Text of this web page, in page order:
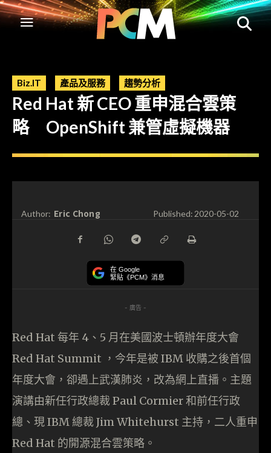
Biz.IT 產品及服務 趨勢分析
Red Hat 新 CEO 重申混合雲策
略 OpenShift 兼管虛擬機器
Author: Eric Chong Published:2020-05-02
在 Google
緊貼《PCM》消息
- 廣告 -
Red Hat 每年 4、5 月在美國波士頓辦年度大會
Red Hat Summit ，今年是被 IBM 收購之後首個
年度大會，卻遇上武漢肺炎，改為網上直播。主題
演講由新任行政總裁 Paul Cormier 和前任行政
總、現 IBM 總裁 Jim Whitehurst 主持，二人重申
Red Hat 的開源混合雲策略。